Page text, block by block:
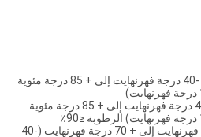
درجة حرارة السائل المتوسطة: -40 درجة فهرنهايت إلى + 85 درجة مئوية
درجة حرارة العمل المحيطة: -40 درجة فهرنهايت إلى + 85 درجة مئوية
درجة حرارة التخزين: -40 درجة فهرنهايت إلى + 70 درجة فهرنهايت (-40